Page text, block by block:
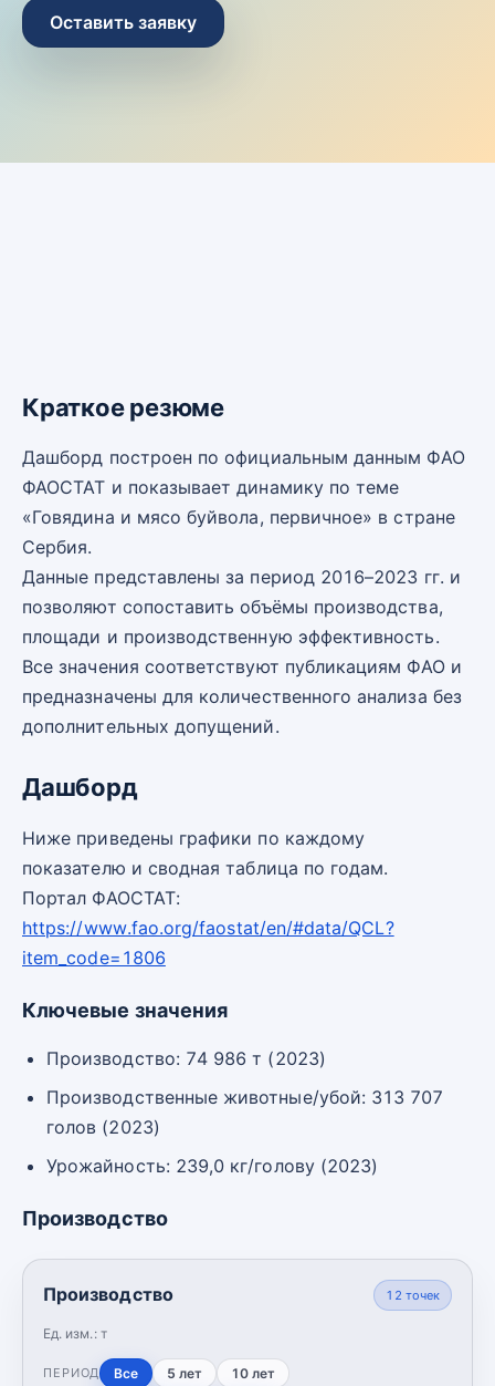
Оставить заявку
Краткое резюме
Дашборд построен по официальным данным ФАО
ФАОСТАТ и показывает динамику по теме
«Говядина и мясо буйвола, первичное» в стране
Сербия.
Данные представлены за период 2016–2023 гг. и
позволяют сопоставить объёмы производства,
площади и производственную эффективность.
Все значения соответствуют публикациям ФАО и
предназначены для количественного анализа без
дополнительных допущений.
Дашборд
Ниже приведены графики по каждому
показателю и сводная таблица по годам.
Портал ФАОСТАТ:
https://www.fao.org/faostat/en/#data/QCL?
item_code=1806
Ключевые значения
Производство: 74 986 т (2023)
Производственные животные/убой: 313 707
голов (2023)
Урожайность: 239,0 кг/голову (2023)
Производство
Производство
Ед. изм.: т
12 точек
ПЕРИОД Все 5 лет 10 лет